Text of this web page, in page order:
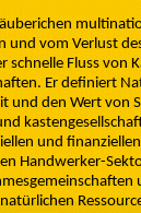
vom Verlust
Fluss von
Er definiert
und den Wert von
und
Handwerker-